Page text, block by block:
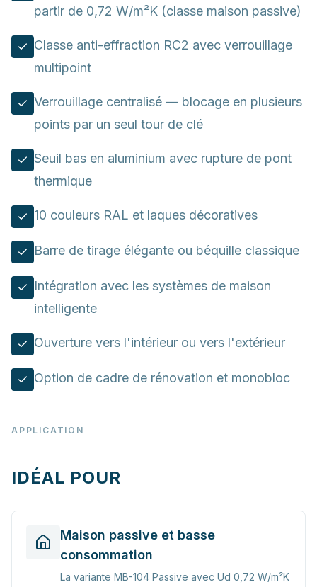
partir de 0,72 W/m²K (classe maison passive)
Classe anti-effraction RC2 avec verrouillage
multipoint
Verrouillage centralisé — blocage en plusieurs
points par un seul tour de clé
Seuil bas en aluminium avec rupture de pont
thermique
10 couleurs RAL et laques décoratives
Barre de tirage élégante ou béquille classique
Intégration avec les systèmes de maison
intelligente
Ouverture vers l'intérieur ou vers l'extérieur
Option de cadre de rénovation et monobloc
APPLICATION
IDÉAL POUR
Maison passive et basse
consommation
La variante MB-104 Passive avec Ud 0,72 W/m²K